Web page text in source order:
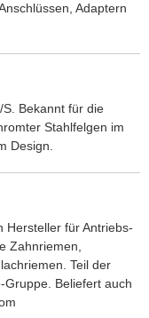
Adaptern
Bekannt für die
Stahlfelgen im
Design.
Hersteller für Antriebs-
Zahnriemen,
Teil der
Gruppe. Beliefert auch